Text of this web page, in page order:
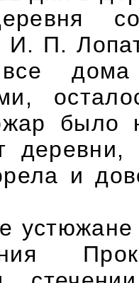
И. П.
все
было
и